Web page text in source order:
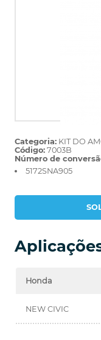
Categoria: KIT DO
Código: 7003B
Número de
5172SNA905
Honda
NEW CIVIC